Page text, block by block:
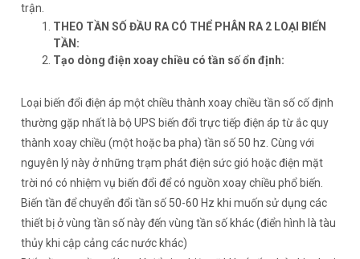
trận.
THEO TẦN SỐ ĐẦU RA CÓ THỂ PHÂN RA 2 LOẠI BIẾN
TẦN:
Tạo dòng điện xoay chiều có tần số ổn định:
Loại biến đổi điện áp một chiều thành xoay chiều tần số cố định
thường gặp nhất là bộ UPS biến đổi trực tiếp điện áp từ ắc quy
thành xoay chiều (một hoặc ba pha) tần số 50 hz. Cùng với
nguyên lý này ở những trạm phát điện sức gió hoặc điện mặt
trời nó có nhiệm vụ biến đổi để có nguồn xoay chiều phổ biến.
Biến tần để chuyển đổi tần số 50-60 Hz khi muốn sử dụng các
thiết bị ở vùng tần số này đến vùng tần số khác (điển hình là tàu
thủy khi cập cảng các nước khác)